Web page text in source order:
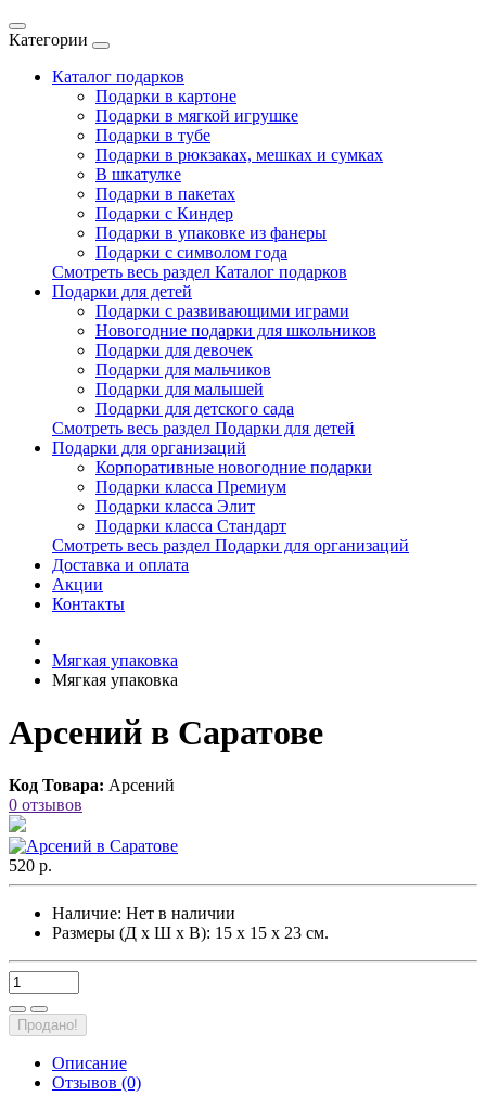
Категории
Каталог подарков
Подарки в картоне
Подарки в мягкой игрушке
Подарки в тубе
Подарки в рюкзаках, мешках и сумках
В шкатулке
Подарки в пакетах
Подарки с Киндер
Подарки в упаковке из фанеры
Подарки с символом года
Смотреть весь раздел Каталог подарков
Подарки для детей
Подарки с развивающими играми
Новогодние подарки для школьников
Подарки для девочек
Подарки для мальчиков
Подарки для малышей
Подарки для детского сада
Смотреть весь раздел Подарки для детей
Подарки для организаций
Корпоративные новогодние подарки
Подарки класса Премиум
Подарки класса Элит
Подарки класса Стандарт
Смотреть весь раздел Подарки для организаций
Доставка и оплата
Акции
Контакты
Мягкая упаковка
Мягкая упаковка
Арсений в Саратове
Код Товара: Арсений
0 отзывов
520 р.
Наличие: Нет в наличии
Размеры (Д х Ш х В): 15 х 15 х 23 см.
Продано!
Описание
Отзывов (0)